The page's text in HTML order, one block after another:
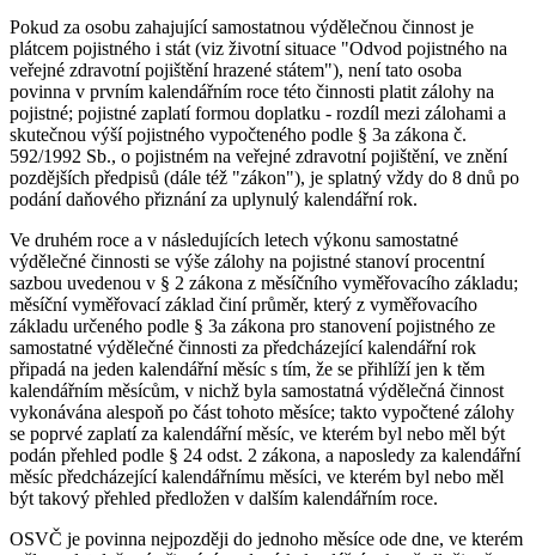
Pokud za osobu zahajující samostatnou výdělečnou činnost je
plátcem pojistného i stát (viz životní situace "Odvod pojistného na
veřejné zdravotní pojištění hrazené státem"), není tato osoba
povinna v prvním kalendářním roce této činnosti platit zálohy na
pojistné; pojistné zaplatí formou doplatku - rozdíl mezi zálohami a
skutečnou výší pojistného vypočteného podle § 3a zákona č.
592/1992 Sb., o pojistném na veřejné zdravotní pojištění, ve znění
pozdějších předpisů (dále též "zákon"), je splatný vždy do 8 dnů po
podání daňového přiznání za uplynulý kalendářní rok.
Ve druhém roce a v následujících letech výkonu samostatné
výdělečné činnosti se výše zálohy na pojistné stanoví procentní
sazbou uvedenou v § 2 zákona z měsíčního vyměřovacího základu;
měsíční vyměřovací základ činí průměr, který z vyměřovacího
základu určeného podle § 3a zákona pro stanovení pojistného ze
samostatné výdělečné činnosti za předcházející kalendářní rok
připadá na jeden kalendářní měsíc s tím, že se přihlíží jen k těm
kalendářním měsícům, v nichž byla samostatná výdělečná činnost
vykonávána alespoň po část tohoto měsíce; takto vypočtené zálohy
se poprvé zaplatí za kalendářní měsíc, ve kterém byl nebo měl být
podán přehled podle § 24 odst. 2 zákona, a naposledy za kalendářní
měsíc předcházející kalendářnímu měsíci, ve kterém byl nebo měl
být takový přehled předložen v dalším kalendářním roce.
OSVČ je povinna nejpozději do jednoho měsíce ode dne, ve kterém